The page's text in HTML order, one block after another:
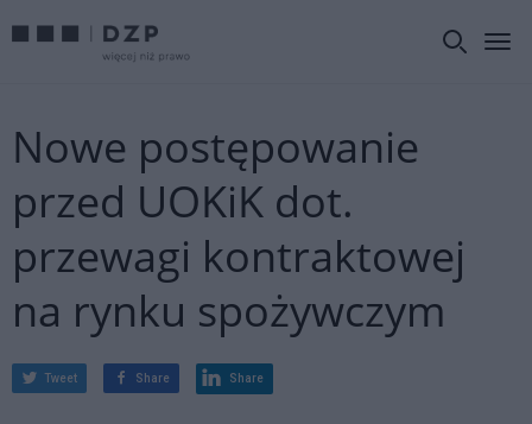
Nowe postępowanie
przed UOKiK dot.
przewagi kontraktowej
na rynku spożywczym
Tweet Share Share